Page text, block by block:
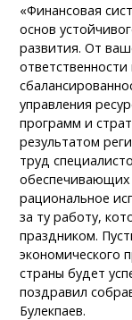
«Финансовая
основ
развития. От
управления
программ и
результатом
труд
обеспечивающих
рациональное
за ту работу,
праздником.
экономического
страны будет
поздравил
Булекпаев.